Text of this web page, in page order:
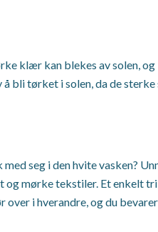
klær kan blekes av solen,
bli tørket i solen, da de
seg i den hvite vasken?
mørke tekstiler. Et enkelt
over i hverandre, og du